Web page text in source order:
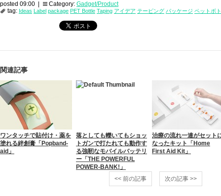
posted 09:00 | Category: Gadget/Product
tag: Ideas Label package PET Bottle Taping アイデア テーピング パッケージ ペットボ
関連記事
ワンタッチで貼付け・薬を
塗れる絆創膏「Popband-
aid」
落としても轢いてもショッ
トガンで打たれても動作す
る強靭なモバイルバッテリ
ー「THE POWERFUL
POWER-BANK!」
治療の流れ一連がセット
なったキット「Home
First Aid Kit」
<< 前の記事 次の記事 >>